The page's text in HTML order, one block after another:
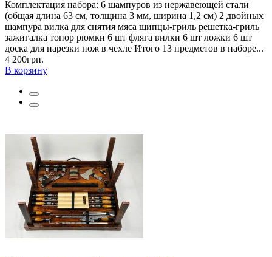
Комплектация набора: 6 шампуров из нержавеющей стали
(общая длина 63 см, толщина 3 мм, ширина 1,2 см) 2 двойных
шампура вилка для снятия мяса щипцы-гриль решетка-гриль
зажигалка топор рюмки 6 шт фляга вилки 6 шт ложки 6 шт
доска для нарезки нож в чехле Итого 13 предметов в наборе...
4 200грн.
В корзину